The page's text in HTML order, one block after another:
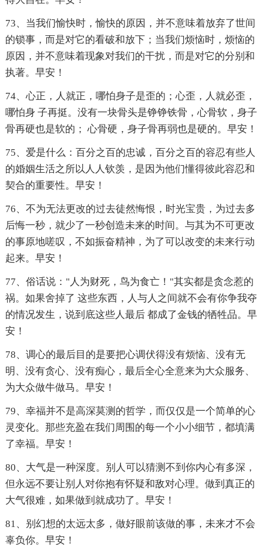
73、当我们愉快时，愉快的原因，并不意味着放弃了世间
的锁事，而是对它的看破和放下；当我们烦恼时，烦恼的
原因，并不意味着现象对我们的干扰，而是对它的分别和
执著。早安！
74、心正，人就正，哪怕身子是歪的；心歪，人就必歪，
哪怕身 子再挺。没有一块骨头是铮铮铁骨，心骨软，身子
骨再硬也是软的； 心骨硬，身子骨再弱也是硬的。早安！
75、爱是什么：百分之百的忠诚，百分之百的容忍有些人
的婚姻生活之所以人人钦羡，是因为他们懂得彼此容忍和
契合的重要性。早安！
76、不为无法更改的过去徒然悔恨，时光宝贵，为过去多
后悔一秒，就少了一秒创造未来的时间。与其为不可更改
的事原地嗟叹，不如振奋精神，为了可以改变的未来行动
起来。早安！
77、俗话说："人为财死，鸟为食亡！"其实都是贪念惹的
祸。如果舍掉了 这些东西，人与人之间就不会有你争我夺
的情况发生，说到底这些人最后 都成了金钱的牺牲品。早
安！
78、调心的最后目的是要把心调伏得没有烦恼、没有无
明、没有贪心、没有痴心，最后全心全意来为大众服务、
为大众做牛做马。早安！
79、幸福并不是高深莫测的哲学，而仅仅是一个简单的心
灵变化。那些充盈在我们周围的每一个小小细节，都填满
了幸福。早安！
80、大气是一种深度。别人可以猜测不到你内心有多深，
但永远不要让别人对你抱有怀疑和敌对心理。做到真正的
大气很难，如果做到就成功了。早安！
81、别幻想的太远太多，做好眼前该做的事，未来才不会
辜负你。早安！